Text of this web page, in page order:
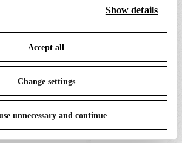
on “Change settings” you can accept
You can modify your options anytime.
to ourCookie Policy
Show details
Accept all
Change settings
unnecessary and continue
ET